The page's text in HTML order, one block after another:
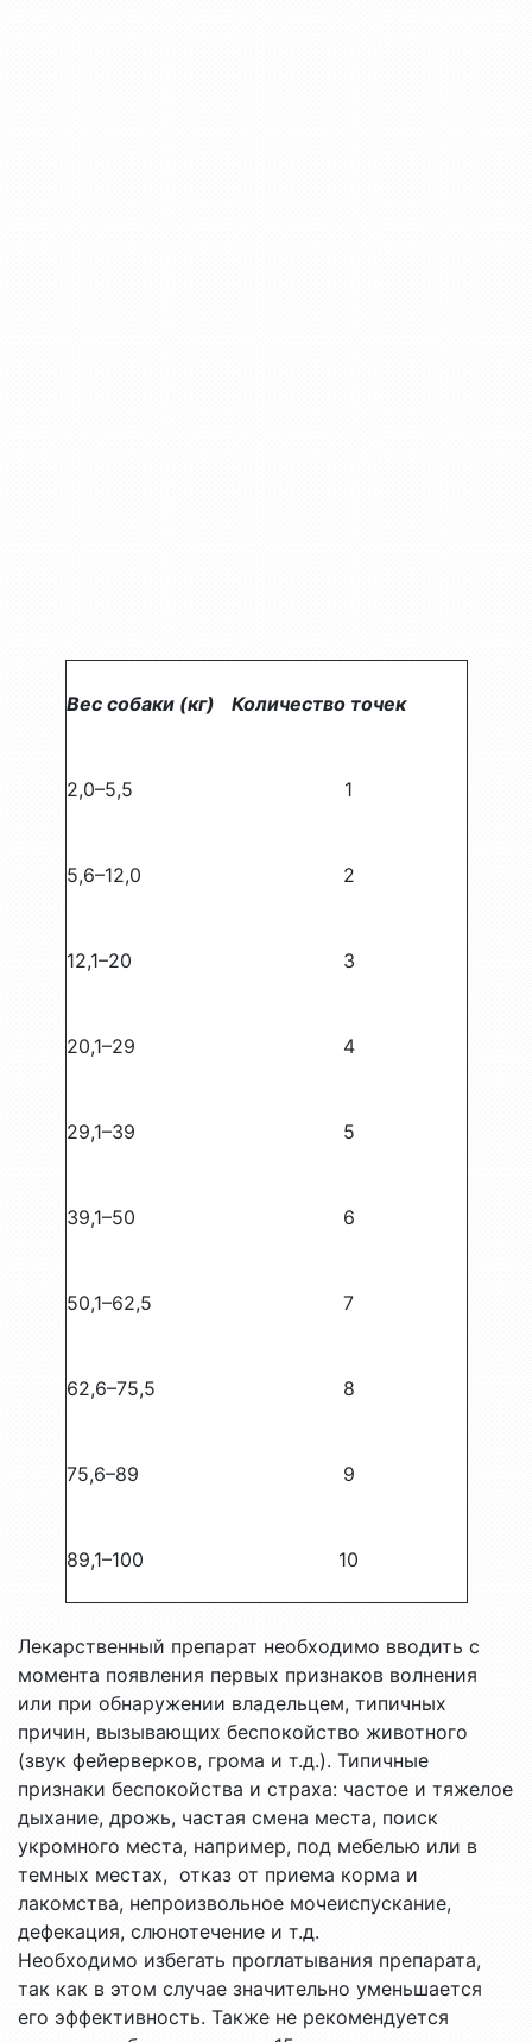
Вес собаки (кг) Количество точек
2,0–5,5 1
5,6–12,0 2
12,1–20 3
20,1–29 4
29,1–39 5
39,1–50 6
50,1–62,5 7
62,6–75,5 8
75,6–89 9
89,1–100 10
Лекарственный препарат необходимо вводить с
момента появления первых признаков волнения
или при обнаружении владельцем, типичных
причин, вызывающих беспокойство животного
(звук фейерверков, грома и т.д.). Типичные
признаки беспокойства и страха: частое и тяжелое
дыхание, дрожь, частая смена места, поиск
укромного места, например, под мебелью или в
темных местах, отказ от приема корма и
лакомства, непроизвольное мочеиспускание,
дефекация, слюнотечение и т.д.
Необходимо избегать проглатывания препарата,
так как в этом случае значительно уменьшается
его эффективность. Также не рекомендуется